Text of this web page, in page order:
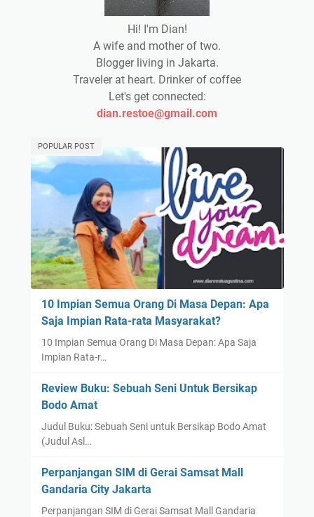
Hi! I'm Dian!
A wife and mother of two.
Blogger living in Jakarta.
Traveler at heart. Drinker of coffee
Let's get connected:
dian.restoe@gmail.com
POPULAR POST
10 Impian Semua Orang Di Masa Depan: Apa
Saja Impian Rata-rata Masyarakat?
10 Impian Semua Orang Di Masa Depan: Apa Saja
Impian Rata-r…
Review Buku: Sebuah Seni Untuk Bersikap
Bodo Amat
Judul Buku: Sebuah Seni untuk Bersikap Bodo Amat
(Judul Asl…
Perpanjangan SIM di Gerai Samsat Mall
Gandaria City Jakarta
Perpanjangan SIM di Gerai Samsat Mall Gandaria